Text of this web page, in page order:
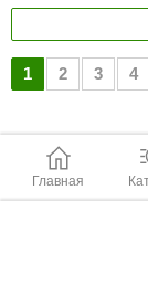
1 2 3 4
Главная